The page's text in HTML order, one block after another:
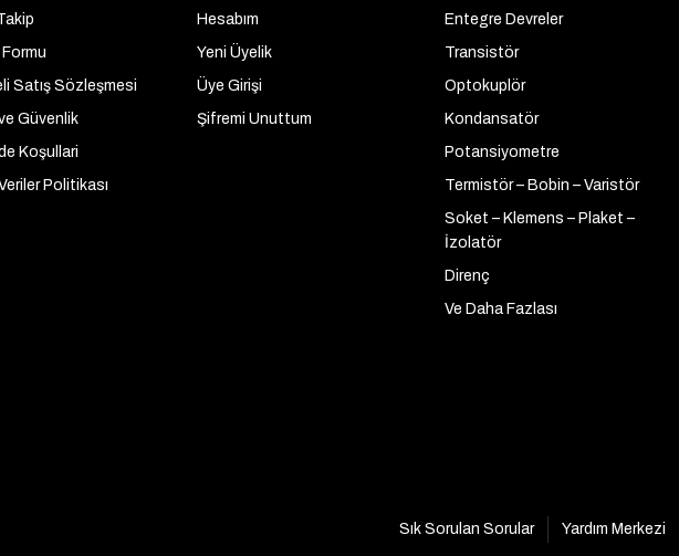
Satış Sözleşmesi
Güvenlik
Koşullari
Politikası
Hesabım
Yeni Üyelik
Üye Girişi
Şifremi Unuttum
Entegre Devreler
Transistör
Optokuplör
Kondansatör
Potansiyometre
Termistör – Bobin – Varistör
Soket – Klemens – Plaket –
İzolatör
Direnç
Ve Daha Fazlası
Sık Sorulan Sorular
Yardım Merkezi